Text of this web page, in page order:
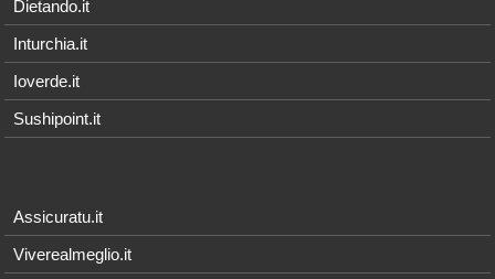
Dietando.it
Inturchia.it
Ioverde.it
Sushipoint.it
Assicuratu.it
Viverealmeglio.it